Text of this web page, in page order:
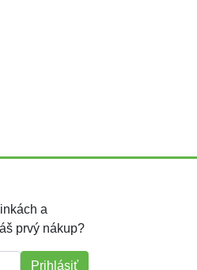
a
prvý nákup?
Prihlásiť